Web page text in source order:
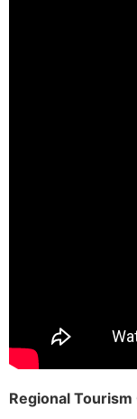
Regional Tourism